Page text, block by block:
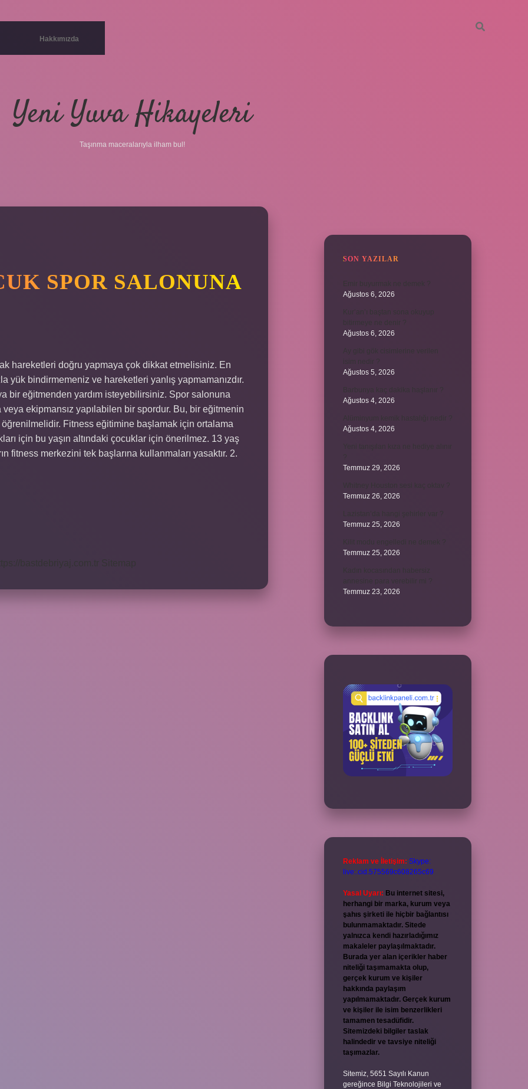
Hakkımızda
Yeni Yuva Hikayeleri
Taşınma maceralarıyla ilham bul!
SPOR SALONUNA
hareketleri doğru yapmaya çok dikkat etmelisiniz. En
yük bindirmemeniz ve hareketleri yanlış yapmamanızdır.
bir eğitmenden yardım isteyebilirsiniz. Spor salonuna
ekipmansız yapılabilen bir spordur. Bu, bir eğitmenin
öğrenilmelidir. Fitness eğitimine başlamak için ortalama
için bu yaşın altındaki çocuklar için önerilmez. 13 yaş
fitness merkezini tek başlarına kullanmaları yasaktır. 2.
SON YAZILAR
Ağustos 6, 2026
Ağustos 6, 2026
Ağustos 5, 2026
Ağustos 4, 2026
Ağustos 4, 2026
Temmuz 29, 2026
Temmuz 26, 2026
Temmuz 25, 2026
Temmuz 25, 2026
Temmuz 23, 2026
Reklam ve İletişim: Skype:
live:.cid.575569c608265c69
Yasal Uyarı: Bu internet sitesi,
herhangi bir marka, kurum veya
şahıs şirketi ile hiçbir bağlantısı
bulunmamaktadır. Sitede
yalnızca kendi hazırladığımız
makaleler paylaşılmaktadır.
Burada yer alan içerikler haber
niteliği taşımamakta olup,
gerçek kurum ve kişiler
hakkında paylaşım
yapılmamaktadır. Gerçek kurum
ve kişiler ile isim benzerlikleri
tamamen tesadüfidir.
Sitemizdeki bilgiler taslak
halindedir ve tavsiye niteliği
taşımazlar.
Sitemiz, 5651 Sayılı Kanun
gereğince Bilgi Teknolojileri ve